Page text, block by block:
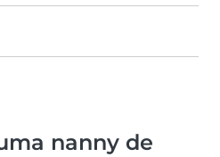
nanny de